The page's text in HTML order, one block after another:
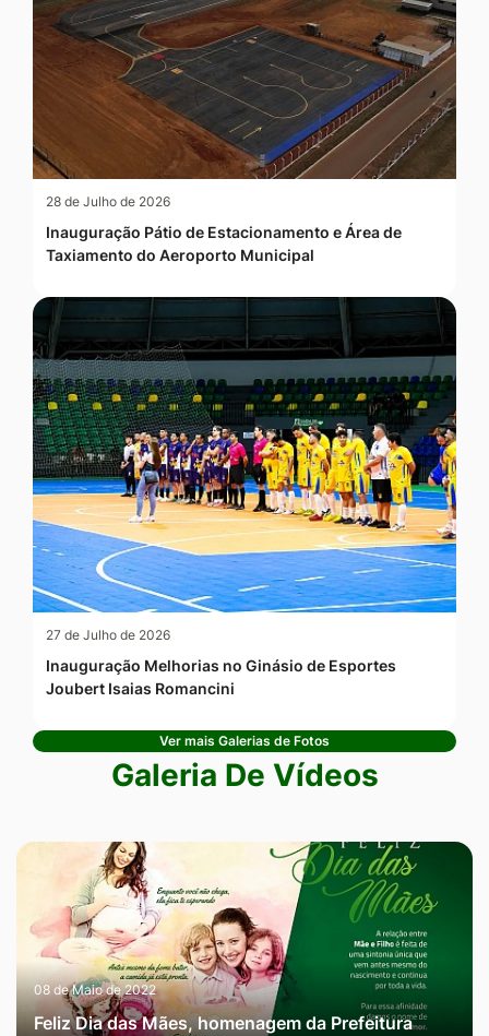
28 de Julho de 2026
Inauguração Pátio de Estacionamento e Área de
Taxiamento do Aeroporto Municipal
27 de Julho de 2026
Inauguração Melhorias no Ginásio de Esportes
Joubert Isaias Romancini
Ver mais Galerias de Fotos
Galeria De Vídeos
08 de Maio de 2022
Feliz Dia das Mães, homenagem da Prefeitura